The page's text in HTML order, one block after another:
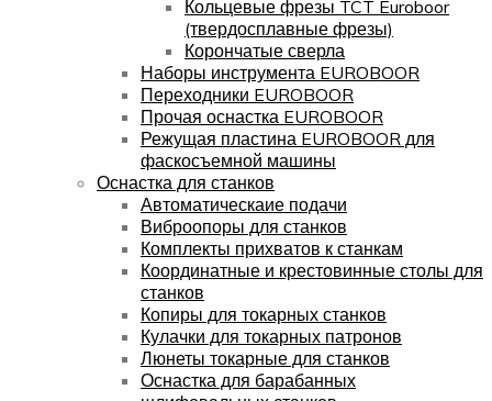
Кольцевые фрезы TCT Euroboor
(твердосплавные фрезы)
Корончатые сверла
Наборы инструмента EUROBOOR
Переходники EUROBOOR
Прочая оснастка EUROBOOR
Режущая пластина EUROBOOR для
фаскосъемной машины
Оснастка для станков
Автоматическаие подачи
Виброопоры для станков
Комплекты прихватов к станкам
Координатные и крестовинные столы для
станков
Копиры для токарных станков
Кулачки для токарных патронов
Люнеты токарные для станков
Оснастка для барабанных